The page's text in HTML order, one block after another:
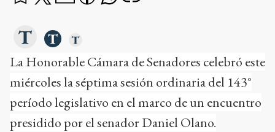
La Honorable Cámara de Senadores celebró este
miércoles la séptima sesión ordinaria del 143°
período legislativo en el marco de un encuentro
presidido por el senador Daniel Olano.